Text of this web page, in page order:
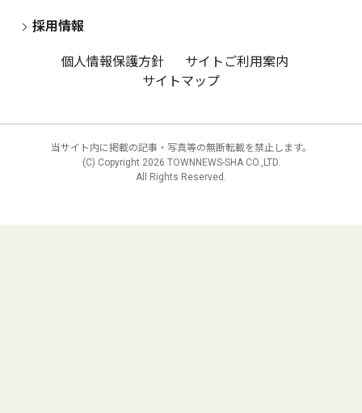
採用情報
個人情報保護方針
サイトご利用案内
サイトマップ
当サイト内に掲載の記事・写真等の無断転載を禁止します。
(C) Copyright 2026 TOWNNEWS-SHA CO.,LTD.
All Rights Reserved.